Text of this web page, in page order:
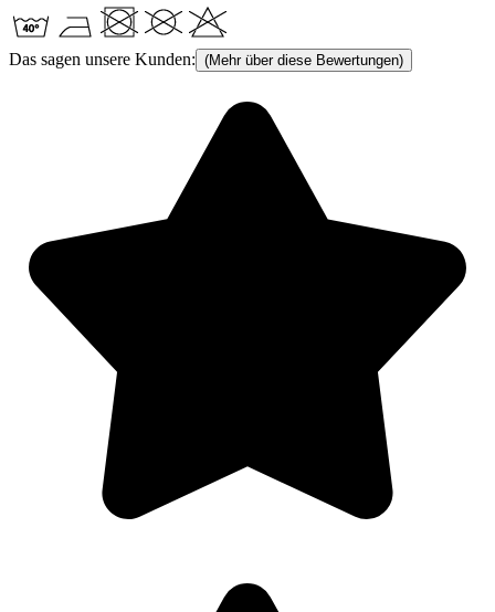
Das sagen unsere Kunden: (Mehr über diese Bewertungen)